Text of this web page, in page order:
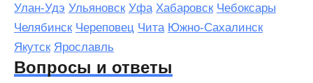
Улан-Удэ Ульяновск Уфа Хабаровск Чебоксары
Челябинск Череповец Чита Южно-Сахалинск
Якутск Ярославль
Вопросы и ответы